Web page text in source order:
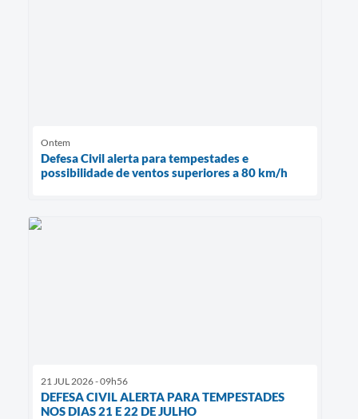
Ontem
Defesa Civil alerta para tempestades e
possibilidade de ventos superiores a 80 km/h
21 JUL 2026 - 09h56
DEFESA CIVIL ALERTA PARA TEMPESTADES
NOS DIAS 21 E 22 DE JULHO